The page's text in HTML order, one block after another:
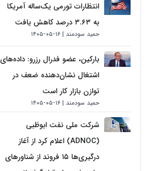
انتظارات تورمی یک‌ساله آمریکا
به ۳.۶۳ درصد کاهش یافت
حمید سودمند ۱۶-۰۵-۱۴۰۵
بارکین، عضو فدرال رزرو: داده‌های
اشتغال نشان‌دهنده ضعف در
توازن بازار کار است
حمید سودمند ۱۶-۰۵-۱۴۰۵
شرکت ملی نفت ابوظبی
(ADNOC) اعلام کرد از آغاز
درگیری‌ها ۱۵ فروند از شناورهای